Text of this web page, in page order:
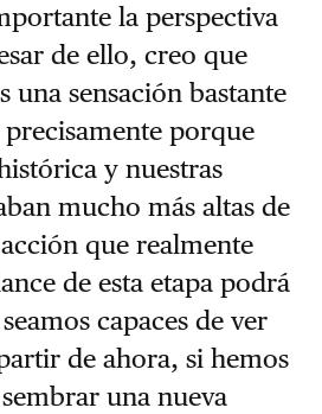
la perspectiva
de ello, creo que
una sensación bastante
porque
y nuestras
mucho más altas de
que realmente
de esta etapa podrá
capaces de ver
de ahora, si hemos
una nueva